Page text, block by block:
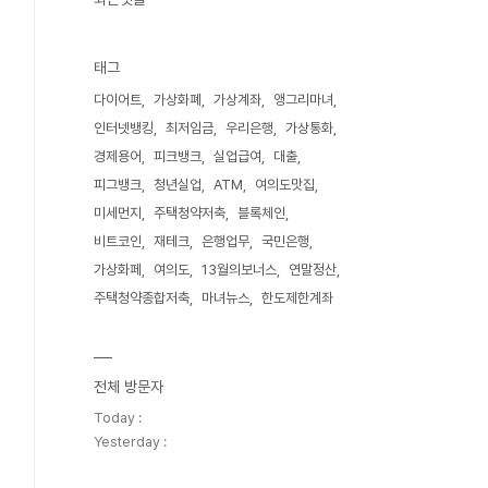
태그
다이어트 가상화폐 가상계좌
앵그리마녀
인터넷뱅킹
최저임금 우리은행
가상통화
경제용어
피크뱅크 실업급여
대출
피그뱅크
청년실업 ATM
여의도맛집
미세먼지
주택청약저축
블록체인
비트코인
재테크 은행업무
국민은행
가상화페
여의도 13월의보너스
연말정산
주택청약종합저축
마녀뉴스 한도제한계좌
전체 방문자
Today :
Yesterday :